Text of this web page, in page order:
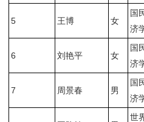
5 王博 女
国
济
6 刘艳平 女
国
济
7 周景春 男
国
济
世